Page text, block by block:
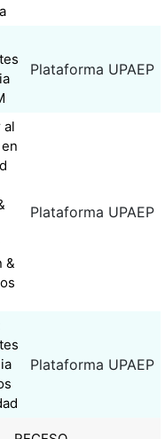
Plataforma UPAEP
al
&
Plataforma UPAEP
Plataforma UPAEP